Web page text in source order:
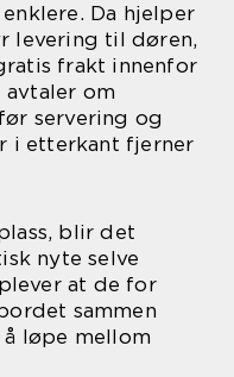
Da hjelper
levering til døren,
frakt innenfor
avtaler om
servering og
i etterkant fjerner
blir det
nyte selve
at de for
sammen
løpe mellom